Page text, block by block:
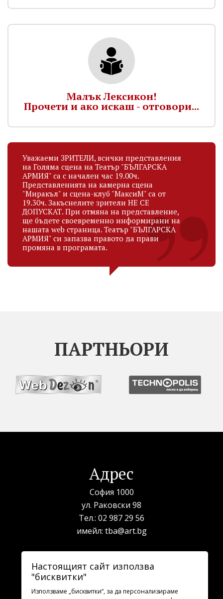
Малък Лексикон!
Прочети и ако искаш - отговори...
Уважаеми ЗРИТЕЛИ, всички представления
на Голяма сцена на Театър "БЪЛГАРСКА
АРМИЯ" са с начален час 19.00ч.
Представленията на камерна сцена
"Миракъл" и сцена-клуб "МаксиМ" са от
19.30ч. Закъснелите зрители НЕ СЕ
ДОПУСКАТ. При отмяна на представление,
ще бъдете своевременно информирани на
нашата web страница. Театър "БЪЛГАРСКА
АРМИЯ" си запазва правото да прави
промяна в програмата.
ПАРТНЬОРИ
Адрес
София 1000
ул. Раковски 98
Тел.: 02 987 29 56
имейл: tba@art.bg
Билетна каса
телефон:
рабoтно време: 10:00 - 19:30
Настоящият сайт използва
"бисквитки"
Използваме „бисквитки“, за да персонализираме